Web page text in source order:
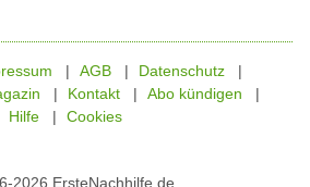
2026 ErsteNachhilfe.de
AGB
Datenschutz
Kontakt
Abo kündigen
Hilfe
Cookies